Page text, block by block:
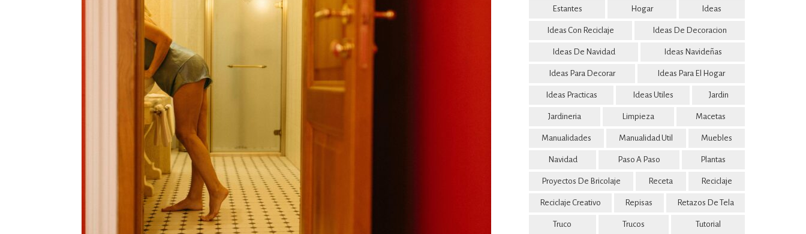
Estantes Hogar Ideas
Ideas Con Reciclaje Ideas De Decoracion
Ideas De Navidad Ideas Navideñas
Ideas Para Decorar Ideas Para El Hogar
Ideas Practicas Ideas Utiles Jardin
Jardineria Limpieza Macetas
Manualidades Manualidad Util Muebles
Navidad Paso A Paso Plantas
Proyectos De Bricolaje Receta Reciclaje
Reciclaje Creativo Repisas Retazos De Tela
Truco Trucos Tutorial